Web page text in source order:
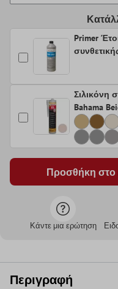
Primer
Σιλικόνη
Bahama
Προσθήκη στο
Κάντε μια ερώτηση
Περιγραφή